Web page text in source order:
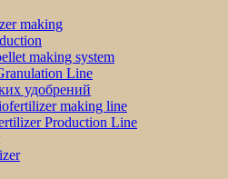
making
making system
Line
удобрений
making line
Production Line